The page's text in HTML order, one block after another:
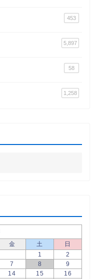
453
5,897
58
1,258
金 土
日
1
2
7 8
9
14 15
16